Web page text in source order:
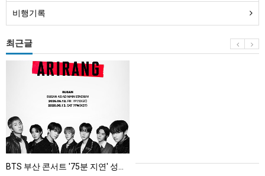
비행기록
최근글
서
트
'75
분
BTS 부산 콘서트 '75분 지연' 성토…하이브 "큰 실망·불편" 사과